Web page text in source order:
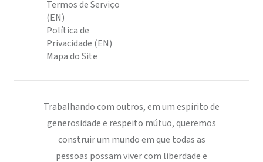
Termos de Serviço
(EN)
Política de
Privacidade (EN)
Mapa do Site
Trabalhando com outros, em um espírito de
generosidade e respeito mútuo, queremos
construir um mundo em que todas as
pessoas possam viver com liberdade e